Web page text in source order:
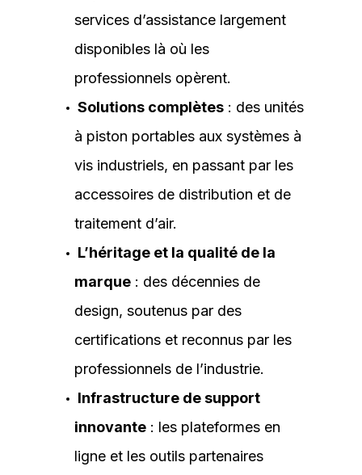
services d’assistance largement
disponibles là où les
professionnels opèrent.
Solutions complètes : des unités
à piston portables aux systèmes à
vis industriels, en passant par les
accessoires de distribution et de
traitement d’air.
L’héritage et la qualité de la
marque : des décennies de
design, soutenus par des
certifications et reconnus par les
professionnels de l’industrie.
Infrastructure de support
innovante : les plateformes en
ligne et les outils partenaires